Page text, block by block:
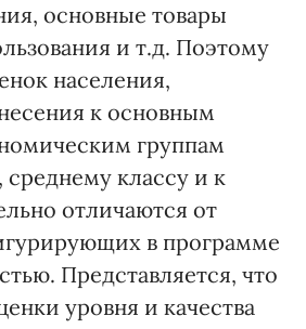
основные товары
и т.д. Поэтому
населения,
к основным
группам
классу и к
отличаются от
в программе
Представляется, что
уровня и качества